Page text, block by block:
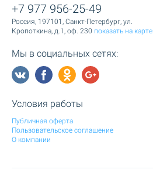
+7 977 956-25-49
Россия, 197101, Санкт-Петербург, ул.
Кропоткина, д.1, оф. 230 показать на карте
Мы в социальных сетях:
Условия работы
Публичная оферта
Пользовательское соглашение
О компании